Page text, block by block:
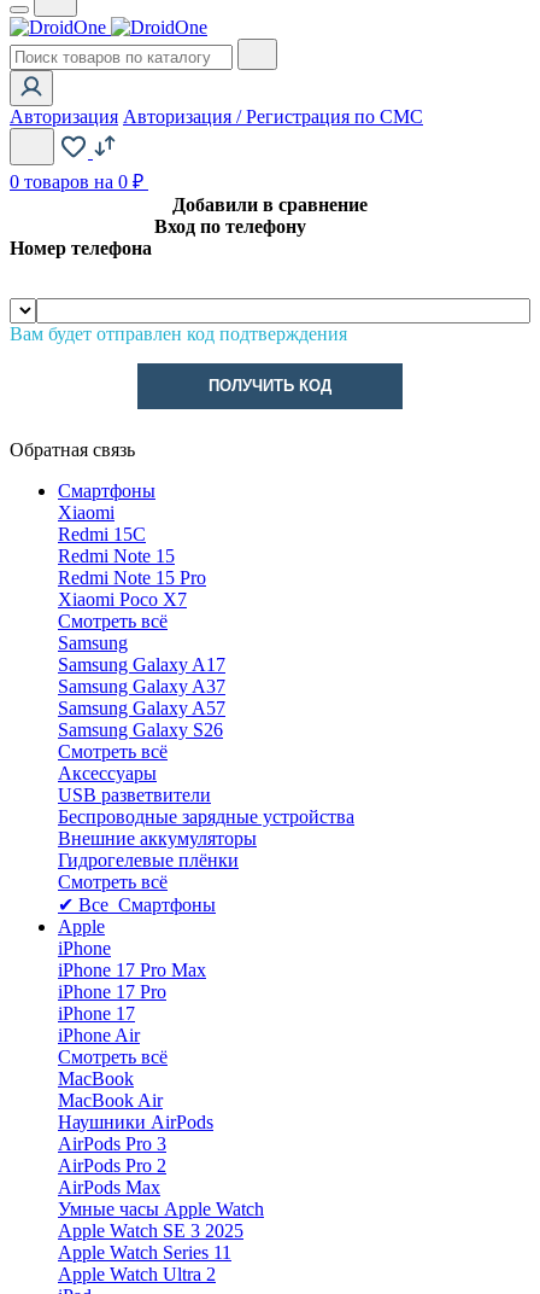
Авторизация Авторизация / Регистрация по СМС
0 товаров на 0 ₽
Добавили в сравнение
Вход по телефону
Номер телефона
Вам будет отправлен код подтверждения
ПОЛУЧИТЬ КОД
Обратная связь
Смартфоны
Xiaomi
Redmi 15C
Redmi Note 15
Redmi Note 15 Pro
Xiaomi Poco X7
Смотреть всё
Samsung
Samsung Galaxy A17
Samsung Galaxy A37
Samsung Galaxy A57
Samsung Galaxy S26
Смотреть всё
Аксессуары
USB разветвители
Беспроводные зарядные устройства
Внешние аккумуляторы
Гидрогелевые плёнки
Смотреть всё
✔ Все Смартфоны
Apple
iPhone
iPhone 17 Pro Max
iPhone 17 Pro
iPhone 17
iPhone Air
Смотреть всё
MacBook
MacBook Air
Наушники AirPods
AirPods Pro 3
AirPods Pro 2
AirPods Max
Умные часы Apple Watch
Apple Watch SE 3 2025
Apple Watch Series 11
Apple Watch Ultra 2